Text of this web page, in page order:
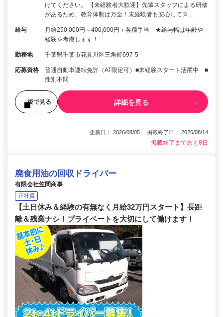
けてください。 【未経験者大歓迎】先輩スタッフによる研修
があるため、教育体制は万全！未経験者も安心してス…
給与
月給250,000円～400,000円＋各種手当 ★給与幅は年齢や
経験を考慮します！
勤務地 千葉県千葉市花見川区三角町697-5
応募資格
普通自動車運転免許（AT限定可）■未経験スタート活躍中 ■
性別不問
後で見る 詳細を見る
更新日： 2026/08/05 掲載終了日： 2026/08/14
掲載終了まであと8日
廃食用油の回収ドライバー
有限会社笠間商事
正社員
【土日休み＆経験の有無なく月給32万円スタート】長距
離＆残業ナシ！プライベートを大切にして働けます！